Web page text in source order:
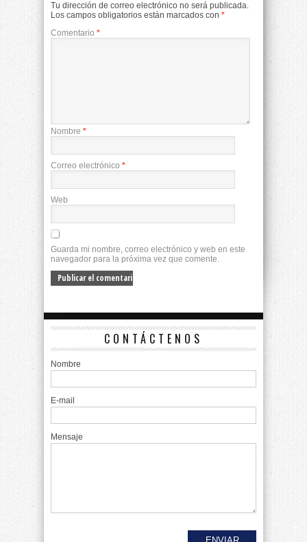
Tu dirección de correo electrónico no será publicada.
Los campos obligatorios están marcados con *
Comentario *
Nombre *
Correo electrónico *
Web
Guarda mi nombre, correo electrónico y web en este
navegador para la próxima vez que comente.
CONTÁCTENOS
Nombre
E-mail
Mensaje